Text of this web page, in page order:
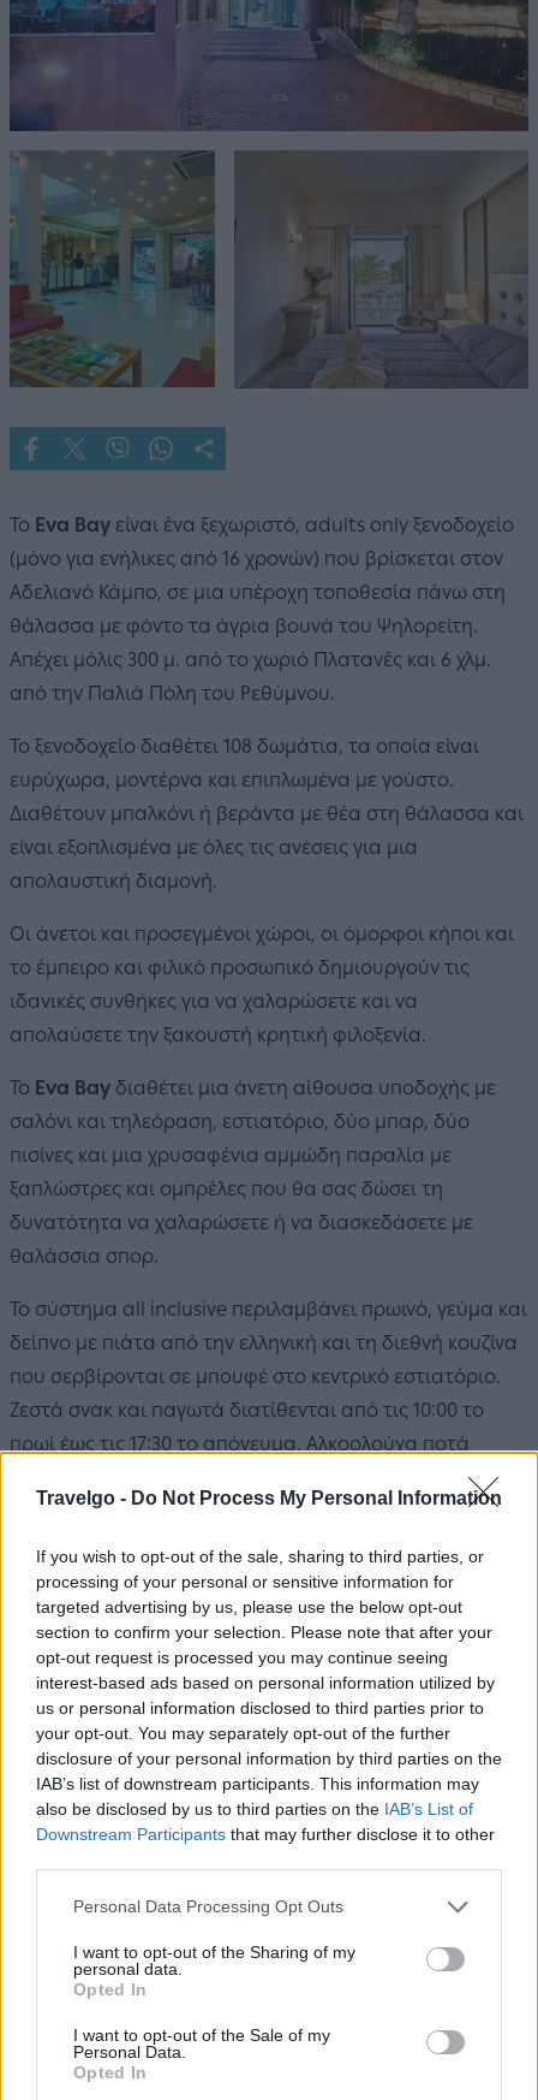
Travelgo - Do Not Process My Personal Information
If you wish to opt-out of the sale, sharing to third parties, or
processing of your personal or sensitive information for
targeted advertising by us, please use the below opt-out
section to confirm your selection. Please note that after your
opt-out request is processed you may continue seeing
interest-based ads based on personal information utilized by
us or personal information disclosed to third parties prior to
your opt-out. You may separately opt-out of the further
disclosure of your personal information by third parties on the
IAB’s list of downstream participants. This information may
also be disclosed by us to third parties on the IAB’s List of
Downstream Participants that may further disclose it to other
Please note that this website/app uses one or more Google
not limited to your visit or usage behaviour. You may click to
grant or deny consent to Google and its third-party tags to
use your data for below specified purposes in below Google
consent section.
Personal Data Processing Opt Outs
I want to opt-out of the Sharing of my
personal data.
Opted In
I want to opt-out of the Sale of my
Personal Data.
Opted In
Το Eva Bay είναι ένα ξεχωριστό, adults only ξενοδοχείο
(μόνο για ενήλικες από 16 χρονών) που βρίσκεται στον
Αδελιανό Κάμπο, σε μια υπέροχη τοποθεσία πάνω στη
θάλασσα με φόντο τα άγρια βουνά του Ψηλορείτη.
Απέχει μόλις 300 μ. από το χωριό Πλατανές και 6 χλμ.
από την Παλιά Πόλη του Ρεθύμνου.
Το ξενοδοχείο διαθέτει 108 δωμάτια, τα οποία είναι
ευρύχωρα, μοντέρνα και επιπλωμένα με γούστο.
Διαθέτουν μπαλκόνι ή βεράντα με θέα στη θάλασσα και
είναι εξοπλισμένα με όλες τις ανέσεις για μια
απολαυστική διαμονή.
Οι άνετοι και προσεγμένοι χώροι, οι όμορφοι κήποι και
το έμπειρο και φιλικό προσωπικό δημιουργούν τις
ιδανικές συνθήκες για να χαλαρώσετε και να
απολαύσετε την ξακουστή κρητική φιλοξενία.
Το Eva Bay διαθέτει μια άνετη αίθουσα υποδοχής με
σαλόνι και τηλεόραση, εστιατόριο, δύο μπαρ, δύο
πισίνες και μια χρυσαφένια αμμώδη παραλία με
ξαπλώστρες και ομπρέλες που θα σας δώσει τη
δυνατότητα να χαλαρώσετε ή να διασκεδάσετε με
θαλάσσια σπορ.
Το σύστημα all inclusive περιλαμβάνει πρωινό, γεύμα και
δείπνο με πιάτα από την ελληνική και τη διεθνή κουζίνα
που σερβίρονται σε μπουφέ στο κεντρικό εστιατόριο.
Ζεστά σνακ και παγωτά διατίθενται από τις 10:00 το
πρωί έως τις 17:30 το απόγευμα. Αλκοολούχα ποτά
μεγάλης ποικιλίας, αναψυκτικά, εμφιαλωμένο νερό, τσάι
και καφές σερβίρονται και στα δύο μπαρ από τις 10:00
το πρωί έως τις 23:00.
Οι διακοπές στο Eva Bay
περιλαμβάνουν όχι μόνο
χαλάρωση αλλά και διασκέδαση. Το ξενοδοχείο
οργανώνει κάθε εβδομάδα βραδιές με παραδοσιακή
μουσική και χορό αλλά και πάρτυ με σύγχρονη ελληνική
μουσική για τους επισκέπτες του.
Eva Bayβρίσκεται πολύ κοντά στην αγορά και τη
νυχτερινή ζωή της πόλης του Ρεθύμνου και είναι πολύ
Εστιατόριο
Πισίνα